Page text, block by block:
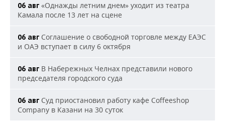
06 авг «Однажды летним днем» уходит из театра
Камала после 13 лет на сцене
06 авг Соглашение о свободной торговле между ЕАЭС
и ОАЭ вступает в силу 6 октября
06 авг В Набережных Челнах представили нового
председателя городского суда
06 авг Суд приостановил работу кафе Coffeeshop
Company в Казани на 30 суток